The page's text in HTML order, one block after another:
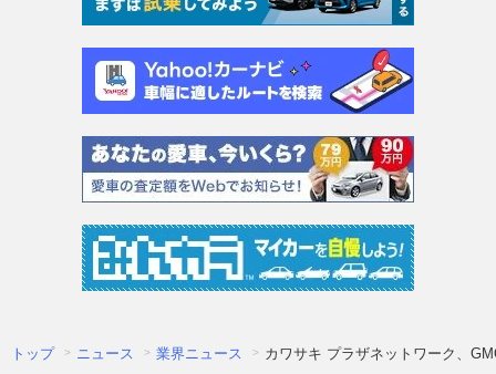
トップ ニュース 業界ニュース カワサキ プラザネットワーク、